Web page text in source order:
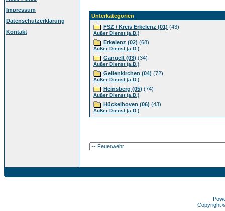
Impressum
Datenschutzerklärung
Kontakt
Unterkategorien
FSZ / Kreis Erkelenz (01) (43)
Außer Dienst (a.D.)
Erkelenz (02) (68)
Außer Dienst (a.D.)
Gangelt (03) (34)
Außer Dienst (a.D.)
Geilenkirchen (04) (72)
Außer Dienst (a.D.)
Heinsberg (05) (74)
Außer Dienst (a.D.)
Hückelhoven (06) (43)
Außer Dienst (a.D.)
Copyright